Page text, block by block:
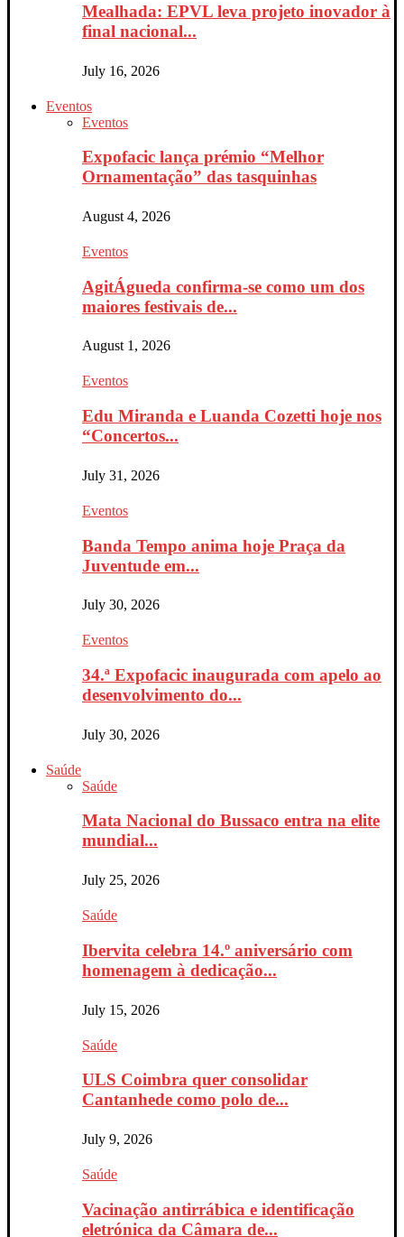
Mealhada: EPVL leva projeto inovador à
final nacional...
July 16, 2026
Eventos
Eventos
Expofacic lança prémio “Melhor
Ornamentação” das tasquinhas
August 4, 2026
Eventos
AgitÁgueda confirma-se como um dos
maiores festivais de...
August 1, 2026
Eventos
Edu Miranda e Luanda Cozetti hoje nos
“Concertos...
July 31, 2026
Eventos
Banda Tempo anima hoje Praça da
Juventude em...
July 30, 2026
Eventos
34.ª Expofacic inaugurada com apelo ao
desenvolvimento do...
July 30, 2026
Saúde
Saúde
Mata Nacional do Bussaco entra na elite
mundial...
July 25, 2026
Saúde
Ibervita celebra 14.º aniversário com
homenagem à dedicação...
July 15, 2026
Saúde
ULS Coimbra quer consolidar
Cantanhede como polo de...
July 9, 2026
Saúde
Vacinação antirrábica e identificação
eletrónica da Câmara de...